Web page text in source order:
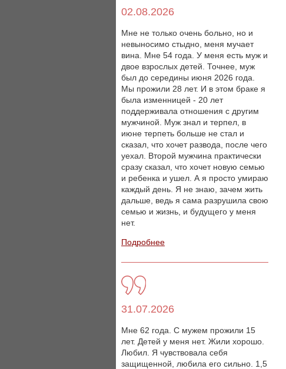
02.08.2026
Мне не только очень больно, но и
невыносимо стыдно, меня мучает
вина. Мне 54 года. У меня есть муж и
двое взрослых детей. Точнее, муж
был до середины июня 2026 года.
Мы прожили 28 лет. И в этом браке я
была изменницей - 20 лет
поддерживала отношения с другим
мужчиной. Муж знал и терпел, в
июне терпеть больше не стал и
сказал, что хочет развода, после чего
уехал. Второй мужчина практически
сразу сказал, что хочет новую семью
и ребенка и ушел. А я просто умираю
каждый день. Я не знаю, зачем жить
дальше, ведь я сама разрушила свою
семью и жизнь, и будущего у меня
нет.
Подробнее
31.07.2026
Мне 62 года. С мужем прожили 15
лет. Детей у меня нет. Жили хорошо.
Любил. Я чувствовала себя
защищенной, любила его сильно. 1,5